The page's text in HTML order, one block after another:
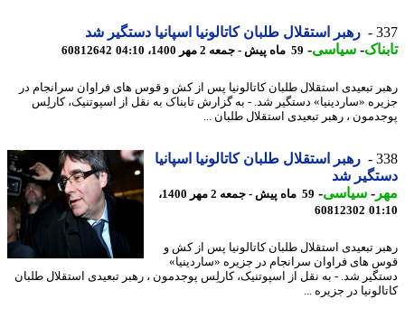
رهبر استقلال طلبان کاتالونیا اسپانیا دستگیر شد
-سیاسی-59 ماه پیش - جمعه 2 مهر 1400، 04:10 60812642
تبعیدی استقلال طلبان کاتالونیا پس از کش و قوس های فراوان سرانجام در
«ساردینیا» دستگیر شد. - به گزارش تابناک به نقل از اسپوتنیک، کارلِس
، رهبر تبعیدی استقلال طلبان ...
رهبر استقلال طلبان کاتالونیا اسپانیا
شد
-سیاسی-
59 ماه پیش - جمعه 2 مهر 1400،
60812302
تبعیدی استقلال طلبان کاتالونیا پس از کش و
های فراوان سرانجام در جزیره «ساردینیا»
شد. - به نقل از اسپوتنیک، کارلِس پوجدمون ، رهبر تبعیدی استقلال طلبان
در جزیره ...